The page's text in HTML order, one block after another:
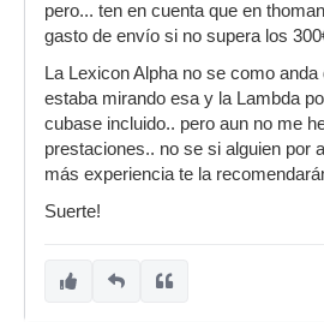
pero... ten en cuenta que en
gasto de envío si no supera los
La Lexicon Alpha no se como
estaba mirando esa y la Lambda
cubase incluido.. pero aun no me
prestaciones.. no se si alguien por
más experiencia te la
Suerte!